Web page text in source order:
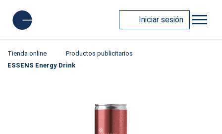
Iniciar sesión
Tienda online
Productos publicitarios
ESSENS Energy Drink